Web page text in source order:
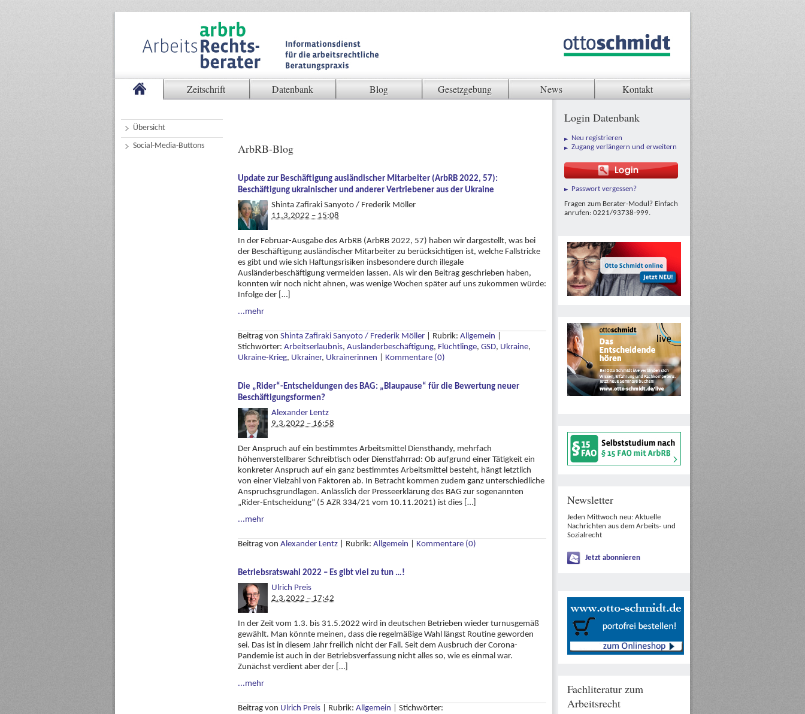
Zeitschrift Datenbank Blog Gesetzgebung News Kontakt
Übersicht
Social-Media-Buttons
ArbRB-Blog
Update zur Beschäftigung ausländischer Mitarbeiter (ArbRB 2022, 57):
Beschäftigung ukrainischer und anderer Vertriebener aus der Ukraine
Shinta Zafiraki Sanyoto / Frederik Möller
11.3.2022 – 15:08
In der Februar-Ausgabe des ArbRB (ArbRB 2022, 57) haben wir dargestellt, was bei
der Beschäftigung ausländischer Mitarbeiter zu berücksichtigen ist, welche Fallstricke
es gibt und wie sich Haftungsrisiken insbesondere durch illegale
Ausländerbeschäftigung vermeiden lassen. Als wir den Beitrag geschrieben haben,
konnten wir noch nicht ahnen, was wenige Wochen später auf uns zukommen würde:
Infolge der […]
...mehr
Beitrag von Shinta Zafiraki Sanyoto / Frederik Möller Rubrik: Allgemein
Stichwörter: Arbeitserlaubnis, Ausländerbeschäftigung, Flüchtlinge, GSD, Ukraine,
Ukraine-Krieg, Ukrainer, Ukrainerinnen Kommentare (0)
Die „Rider“-Entscheidungen des BAG: „Blaupause“ für die Bewertung neuer
Beschäftigungsformen?
Alexander Lentz
9.3.2022 – 16:58
Der Anspruch auf ein bestimmtes Arbeitsmittel Diensthandy, mehrfach
höhenverstellbarer Schreibtisch oder Dienstfahrrad: Ob aufgrund einer Tätigkeit ein
konkreter Anspruch auf ein ganz bestimmtes Arbeitsmittel besteht, hängt letztlich
von einer Vielzahl von Faktoren ab. In Betracht kommen zudem ganz unterschiedliche
Anspruchsgrundlagen. Anlässlich der Presseerklärung des BAG zur sogenannten
„Rider-Entscheidung“ (5 AZR 334/21 vom 10.11.2021) ist dies […]
...mehr
Beitrag von Alexander Lentz Rubrik: Allgemein Kommentare (0)
Betriebsratswahl 2022 – Es gibt viel zu tun …!
Ulrich Preis
2.3.2022 – 17:42
In der Zeit vom 1.3. bis 31.5.2022 wird in deutschen Betrieben wieder turnusgemäß
gewählt. Man könnte meinen, dass die regelmäßige Wahl längst Routine geworden
sei. Das ist in diesem Jahr freilich nicht der Fall. Seit dem Ausbruch der Corona-
Pandemie ist auch in der Betriebsverfassung nicht alles so, wie es einmal war.
Zunächst verdient aber der […]
...mehr
Beitrag von Ulrich Preis Rubrik: Allgemein
Stichwörter:
Login Datenbank
Neu registrieren
Zugang verlängern und erweitern
Passwort vergessen?
Fragen zum Berater-Modul? Einfach
anrufen: 0221/93738-999.
Newsletter
Jeden Mittwoch neu: Aktuelle
Nachrichten aus dem Arbeits- und
Sozialrecht
Jetzt abonnieren
Fachliteratur zum
Arbeitsrecht